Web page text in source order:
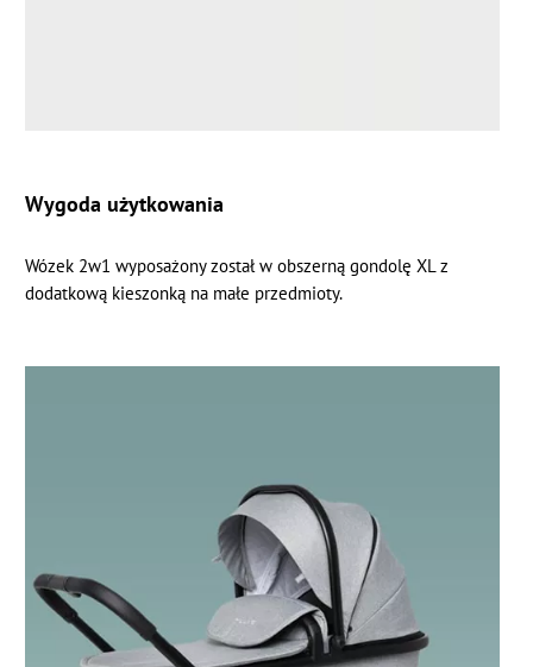
Wygoda użytkowania
Wózek 2w1 wyposażony został w obszerną gondolę XL z
dodatkową kieszonką na małe przedmioty.